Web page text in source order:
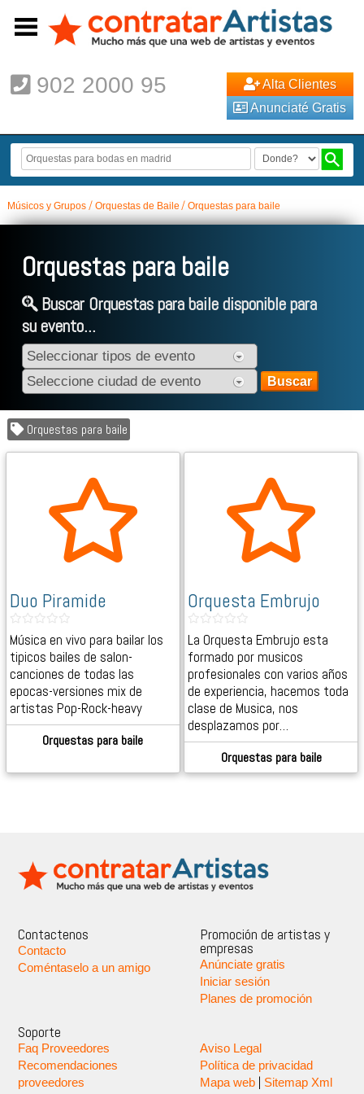
902 2000 95
Alta Clientes
Anunciaté Gratis
Músicos y Grupos Orquestas de Baile Orquestas para baile
Orquestas para baile
Buscar Orquestas para baile disponible para
su evento...
Orquestas para baile
Duo Piramide
Música en vivo para bailar los
tipicos bailes de salon-
canciones de todas las
epocas-versiones mix de
artistas Pop-Rock-heavy
Orquestas para baile
Orquesta Embrujo
La Orquesta Embrujo esta
formado por musicos
profesionales con varios años
de experiencia, hacemos toda
clase de Musica, nos
desplazamos por…
Orquestas para baile
Contactenos
Contacto
Coméntaselo a un amigo
Promoción de artistas y
empresas
Anúnciate gratis
Iniciar sesión
Planes de promoción
Soporte
Faq Proveedores
Recomendaciones
proveedores
Aviso Legal
Política de privacidad
Mapa web | Sitemap Xml